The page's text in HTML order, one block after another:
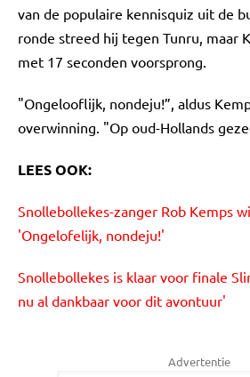
van de populaire kennisquiz uit de
ronde streed hij tegen Tunru, maar
met 17 seconden voorsprong.
"Ongelooflijk, nondeju!”, aldus
overwinning. "Op oud-Hollands
LEES OOK:
Snollebollekes-zanger Rob Kemps
'Ongelofelijk, nondeju!'
Snollebollekes is klaar voor finale
nu al dankbaar voor dit avontuur'
Advertentie